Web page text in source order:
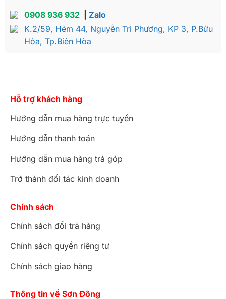
0908 936 932
Zalo
K.2/59, Hẻm 44, Nguyễn Tri Phương, KP 3, P.Bửu
Hòa, Tp.Biên Hòa
Hỗ trợ khách hàng
Hướng dẫn mua hàng trực tuyến
Hướng dẫn thanh toán
Hướng dẫn mua hàng trả góp
Trở thành đối tác kinh doanh
Chính sách
Chính sách đổi trả hàng
Chính sách quyền riêng tư
Chính sách giao hàng
Thông tin về Sơn Đông